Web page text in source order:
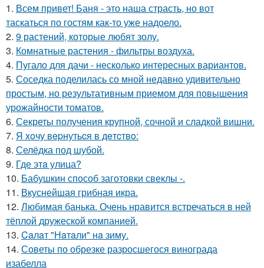
1. Всем привет! Баня - это наша страсть, но вот
таскаться по гостям как-то уже надоело.
2. 9 растений, которые любят золу.
3. Комнатные растения - фильтры воздуха.
4. Пугало для дачи - несколько интересных вариантов.
5. Соседка поделилась со мной недавно удивительно
простым, но результативным приемом для повышения
урожайности томатов.
6. Секреты получения крупной, сочной и сладкой вишни.
7. Я xoчу вepнутьcя в дeтcтвo:
8. Селёдка под шубой.
9. Где этa улица?
10. Бабушкин способ заготовки свеклы -.
11. Вкуснейшая грибная икра.
12. Любимая банька. Очень нравится встречаться в ней
тёплой дружеской компанией.
13. Caлaт "Нaтaли" нa зиму.
14. Советы по обрезке разросшегося винограда
изабелла